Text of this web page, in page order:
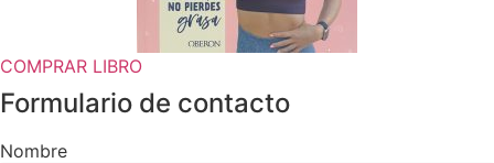
COMPRAR LIBRO
Formulario de contacto
Nombre